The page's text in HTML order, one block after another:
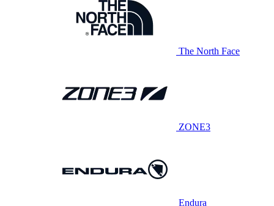
The North Face
ZONE3
Endura